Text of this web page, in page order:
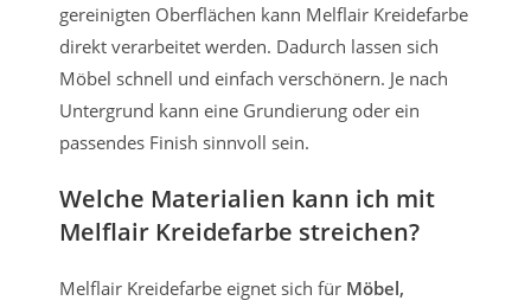
gereinigten Oberflächen kann Melflair Kreidefarbe
direkt verarbeitet werden. Dadurch lassen sich
Möbel schnell und einfach verschönern. Je nach
Untergrund kann eine Grundierung oder ein
passendes Finish sinnvoll sein.
Welche Materialien kann ich mit
Melflair Kreidefarbe streichen?
Melflair Kreidefarbe eignet sich für Möbel,